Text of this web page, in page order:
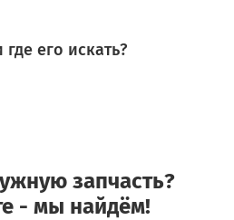
его искать?
запчасть?
- мы найдём!